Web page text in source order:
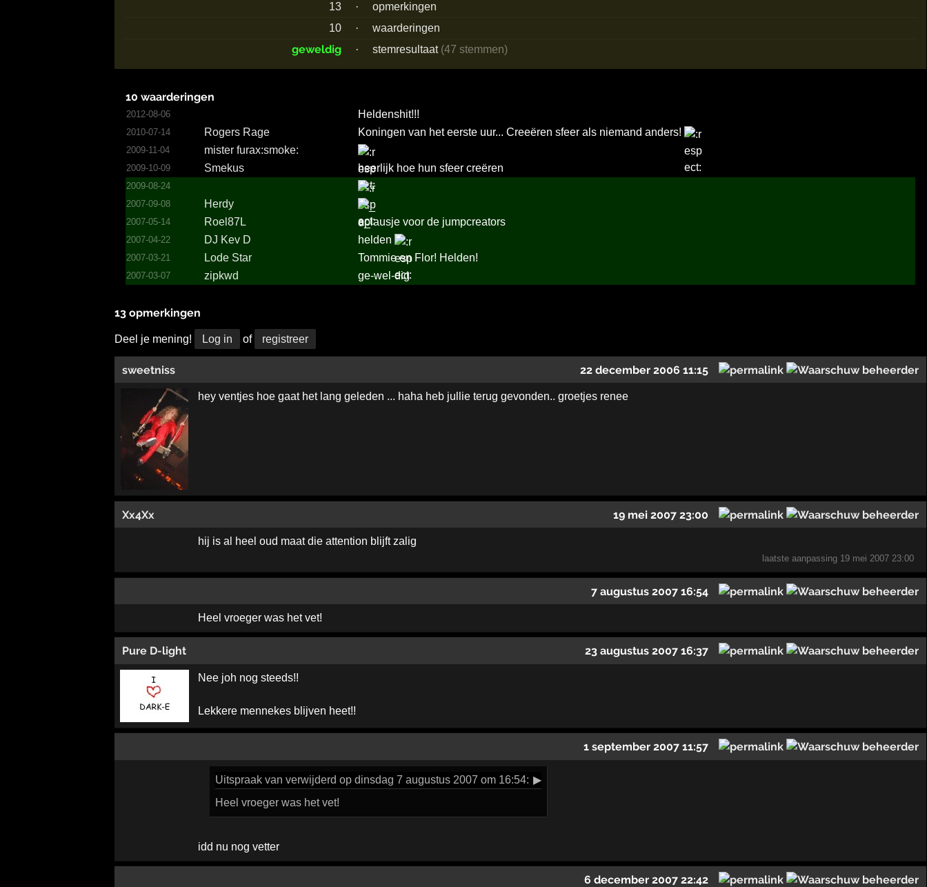
13
·
opmerkingen
10
· waarderingen
geweldig · stemresultaat (47 stemmen)
10 waarderingen
2012-08-06 Heldenshit!!!
2010-07-14 Rogers Rage Koningen van het eerste uur... Creeëren sfeer als niemand anders!
2009-11-04 mister furax:­smoke:
2009-10-09 Smekus heerlijk hoe hun sfeer creëren
2009-08-24
2007-09-08
Herdy
2007-05-14 Roel87L aplausje voor de jumpcreators
2007-04-22 DJ Kev D helden
2007-03-21 Lode Star Tommie en Flor! Helden!
2007-03-07 zipkwd ge-wel-dig
13 opmerkingen
Deel je mening! Log in of registreer
sweetniss 22 december 2006 11:15
hey ventjes hoe gaat het lang geleden ... haha heb jullie terug gevonden.. groetjes renee
Xx4Xx 19 mei 2007 23:00
hij is al heel oud maat die attention blijft zalig
laatste aanpassing 19 mei 2007 23:00
7 augustus 2007 16:54
Heel vroeger was het vet!
Pure D-light 23 augustus 2007 16:37
Nee joh nog steeds!!
Lekkere mennekes blijven heet!!
1 september 2007 11:57
Uitspraakvan verwijderd op dinsdag 7 augustus 2007 om 16:54: ▶
Heel vroeger was het vet!
idd nu nog vetter
6 december 2007 22:42